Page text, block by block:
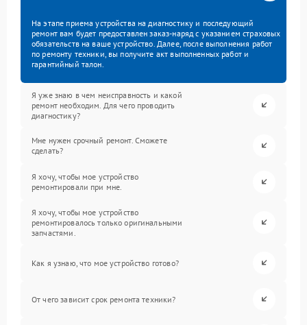
На этапе приема устройства на диагностику и последующий
ремонт вам будет предоставлен заказ-наряд с указанием страховых
обязательств на ваше устройство. Далее, после выполнения работ
по ремонту техники, вы получите акт выполненных работ и
гарантийный талон.
Я уже знаю в чем неисправность и какой
ремонт необходим. Для чего проводить
диагностику?
Мне нужен срочный ремонт. Сможете
сделать?
Я хочу, чтобы мое устройство
ремонтировали при мне.
Я хочу, чтобы мое устройство
ремонтировалось только оригинальными
запчастями.
Как я узнаю, что мое устройство готово?
От чего зависит срок ремонта техники?